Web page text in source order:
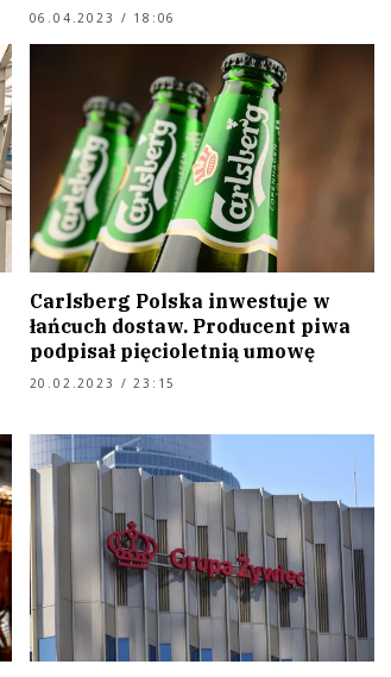
06.04.2023 / 18:06
Carlsberg Polska inwestuje w
łańcuch dostaw. Producent piwa
podpisał pięcioletnią umowę
20.02.2023 / 23:15